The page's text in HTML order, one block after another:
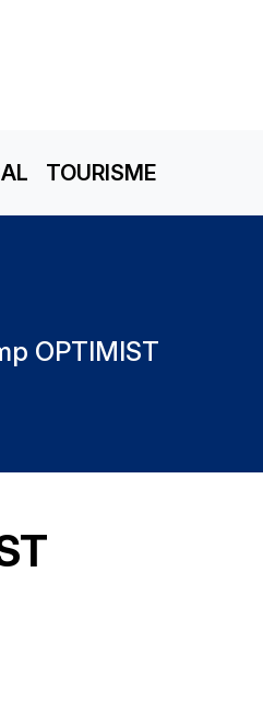
TOURISME
OPTIMIST